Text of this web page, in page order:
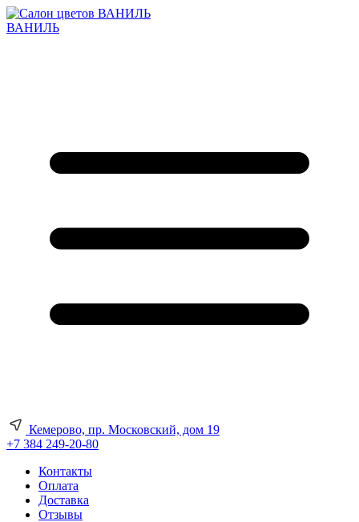
ВАНИЛЬ
Кемерово, пр. Московский, дом 19
+7 384 249-20-80
Контакты
Оплата
Доставка
Отзывы